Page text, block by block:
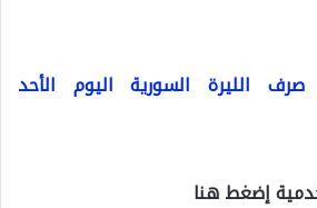
الليرة السورية اليوم الأحد
إضغط هنا